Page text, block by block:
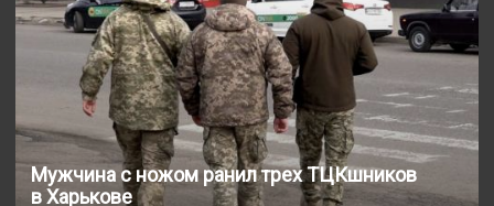
Мужчина с ножом ранил трех ТЦКшников
в Харькове